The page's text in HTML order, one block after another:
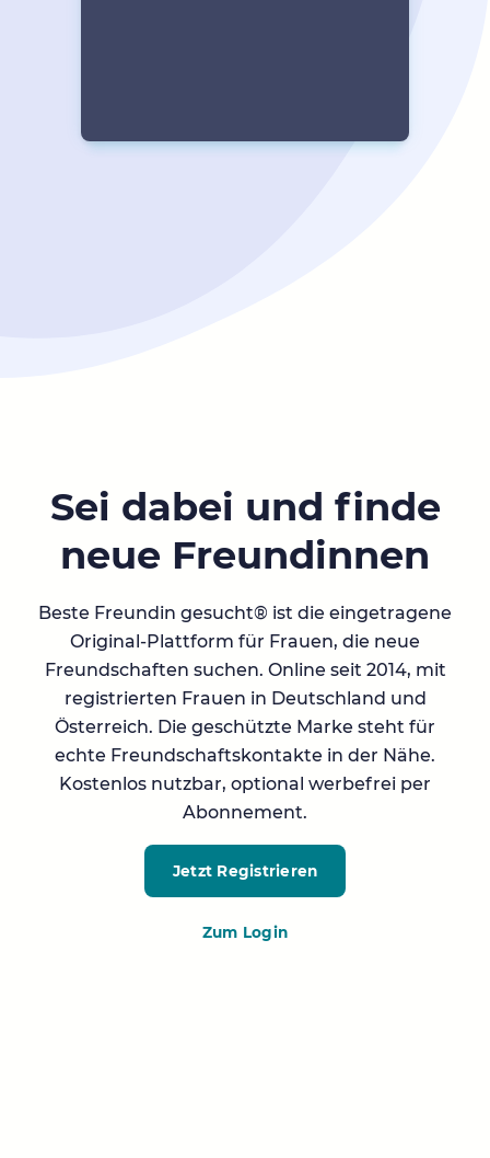
Sei dabei und finde
neue Freundinnen
Beste Freundin gesucht® ist die eingetragene
Original-Plattform für Frauen, die neue
Freundschaften suchen. Online seit 2014, mit
registrierten Frauen in Deutschland und
Österreich. Die geschützte Marke steht für
echte Freundschaftskontakte in der Nähe.
Kostenlos nutzbar, optional werbefrei per
Abonnement.
Jetzt Registrieren
Zum Login